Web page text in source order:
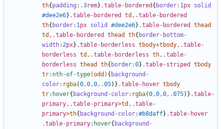
th{ padding : .3rem} .table-bordered { border: 1px solid
#dee2e6} .table-bordered td , .table-bordered
th{ border: 1px solid #dee2e6} .table-bordered
thead
td , .table-bordered thead th{ border-bottom-
width:2px} .table-borderless tbody+tbody, .table-
borderless td , .table-borderless th, .table-
borderless thead th{ border:0} .table-striped
tbody
tr:nth-of-type(odd ) { background-
color: rgba(0,0,0,.05)} .table-hover tbody
tr:hover{ background-color: rgba(0,0,0,.075)} .table-
primary, .table-primary>td , .table-
primary>th{ background-color:#b8daff} .table-hover
.table-primary:hover{ background-